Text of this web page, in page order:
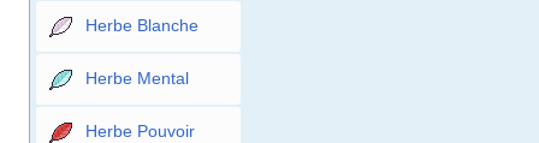
Herbe Blanche
Herbe Mental
Herbe Pouvoir